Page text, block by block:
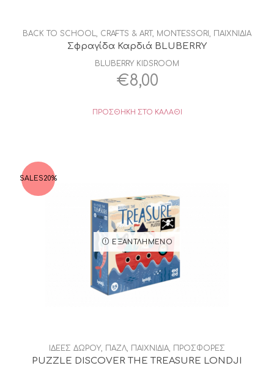
BACK TO SCHOOL CRAFTS & ART, MONTESSORI ΠΑΙΧΝΙΔΙΑ
Σφραγίδα Καρδιά BLUBERRY
BLUBERRY KIDSROOM
€8,00
ΠΡΟΣΘΉΚΗ ΣΤΟ ΚΑΛΆΘΙ
SALES20%
ΕΞΑΝΤΛΗΜΈΝΟ
ΙΔΕΕΣ ΔΩΡΟΥ, ΠΑΖΛ, ΠΑΙΧΝΙΔΙΑ, ΠΡΟΣΦΟΡΕΣ
PUZZLE DISCOVER THE TREASURE LONDJI